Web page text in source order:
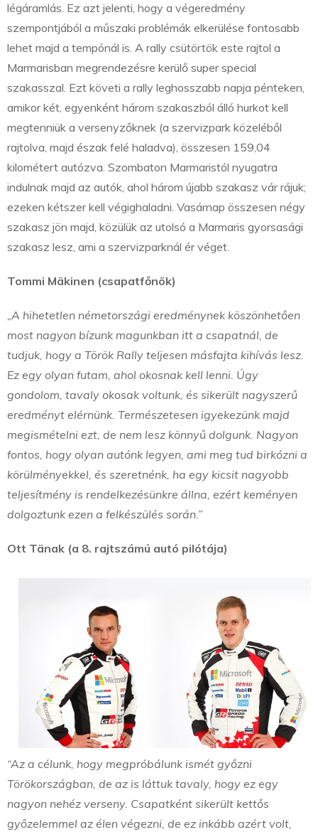
légáramlás. Ez azt jelenti, hogy a végeredmény
szempontjából a műszaki problémák elkerülése fontosabb
lehet majd a tempónál is. A rally csütörtök este rajtol a
Marmarisban megrendezésre kerülő super special
szakasszal. Ezt követi a rally leghosszabb napja pénteken,
amikor két, egyenként három szakaszból álló hurkot kell
megtenniük a versenyzőknek (a szervizpark közeléből
rajtolva, majd észak felé haladva), összesen 159,04
kilométert autózva. Szombaton Marmaristól nyugatra
indulnak majd az autók, ahol három újabb szakasz vár rájuk;
ezeken kétszer kell végighaladni. Vasárnap összesen négy
szakasz jön majd, közülük az utolsó a Marmaris gyorsasági
szakasz lesz, ami a szervizparknál ér véget.
Tommi Mäkinen (csapatfőnök)
„A hihetetlen németországi eredménynek köszönhetően
most nagyon bízunk magunkban itt a csapatnál, de
tudjuk, hogy a Török Rally teljesen másfajta kihívás lesz.
Ez egy olyan futam, ahol okosnak kell lenni. Úgy
gondolom, tavaly okosak voltunk, és sikerült nagyszerű
eredményt elérnünk. Természetesen igyekezünk majd
megismételni ezt, de nem lesz könnyű dolgunk. Nagyon
fontos, hogy olyan autónk legyen, ami meg tud birkózni a
körülményekkel, és szeretnénk, ha egy kicsit nagyobb
teljesítmény is rendelkezésünkre állna, ezért keményen
dolgoztunk ezen a felkészülés során.”
Ott Tänak (a 8. rajtszámú autó pilótája)
“Az a célunk, hogy megpróbálunk ismét győzni
Törökországban, de az is láttuk tavaly, hogy ez egy
nagyon nehéz verseny. Csapatként sikerült kettős
győzelemmel az élen végezni, de ez inkább azért volt,